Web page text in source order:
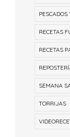
PESCADOS
RECETAS
RECETAS
SEMANA
TORRIJAS